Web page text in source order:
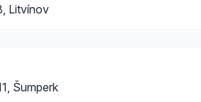
Litvínov
Šumperk